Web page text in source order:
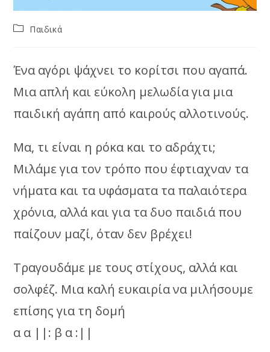
PostΠαιδικά
Ένα αγόρι ψάχνει το κορίτσι που αγαπά.
Μια απλή και εύκολη μελωδία για μια
παιδική αγάπη από καιρούς αλλοτινούς.
Μα, τι είναι η ρόκα και το αδράχτι;
Μιλάμε για τον τρόπο που έφτιαχναν τα
νήματα και τα υφάσματα τα παλαιότερα
χρόνια, αλλά και για τα δυο παιδιά που
παίζουν μαζί, όταν δεν βρέχει!
Τραγουδάμε με τους στίχους, αλλά και
σολφέζ. Μια καλή ευκαιρία να μιλήσουμε
επίσης για τη δομή
α α ||: β α :||